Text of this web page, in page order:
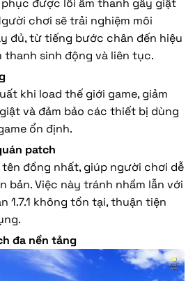
được lỗi âm thanh gây giật
chơi sẽ trải nghiệm môi
đủ, từ tiếng bước chân đến hiệu
thanh sinh động và liên tục.
khi load thế giới game, giảm
và đảm bảo các thiết bị dùng
ổn định.
patch
tên đồng nhất, giúp người chơi dễ
bản. Việc này tránh nhầm lẫn với
1.7.1 không tồn tại, thuận tiện
đa nền tảng